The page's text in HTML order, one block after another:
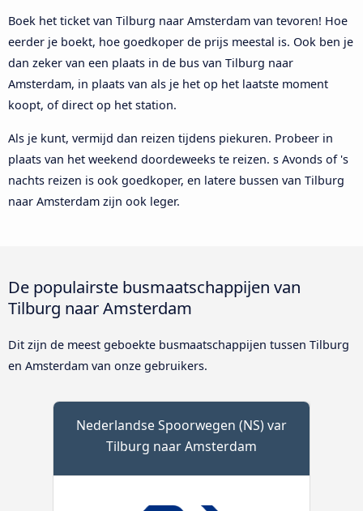
Boek het ticket van Tilburg naar Amsterdam van tevoren! Hoe
eerder je boekt, hoe goedkoper de prijs meestal is. Ook ben je
dan zeker van een plaats in de bus van Tilburg naar
Amsterdam, in plaats van als je het op het laatste moment
koopt, of direct op het station.
Als je kunt, vermijd dan reizen tijdens piekuren. Probeer in
plaats van het weekend doordeweeks te reizen. s Avonds of 's
nachts reizen is ook goedkoper, en latere bussen van Tilburg
naar Amsterdam zijn ook leger.
De populairste busmaatschappijen van
Tilburg naar Amsterdam
Dit zijn de meest geboekte busmaatschappijen tussen Tilburg
en Amsterdam van onze gebruikers.
Nederlandse Spoorwegen (NS) var
Tilburg naar Amsterdam